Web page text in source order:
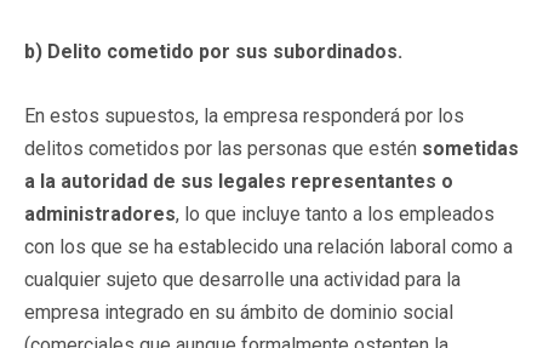
b) Delito cometido por sus subordinados.
En estos supuestos, la empresa responderá por los
delitos cometidos por las personas que estén sometidas
a la autoridad de sus legales representantes o
administradores, lo que incluye tanto a los empleados
con los que se ha establecido una relación laboral como a
cualquier sujeto que desarrolle una actividad para la
empresa integrado en su ámbito de dominio social